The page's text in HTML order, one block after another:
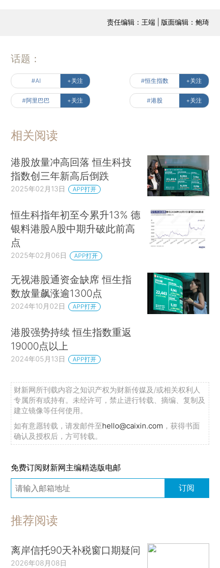
责任编辑：王端 | 版面编辑：鲍琦
话题：
#AI +关注 #恒生指数 +关注
#阿里巴巴 +关注 #港股 +关注
相关阅读
港股放量冲高回落 恒生科技
指数创三年新高后倒跌
2025年02月13日 APP打开
恒生科指年初至今累升13% 德
银料港股A股中期升破此前高
点
2025年02月06日 APP打开
无视港股通资金缺席 恒生指
数放量飙涨逾1300点
2024年10月02日 APP打开
港股强势持续 恒生指数重返
19000点以上
2024年05月13日 APP打开
财新网所刊载内容之知识产权为财新传媒及/或相关权利人
专属所有或持有。未经许可，禁止进行转载、摘编、复制及
建立镜像等任何使用。
如有意愿转载，请发邮件至hello@caixin.com ，获得书面
确认及授权后，方可转载。
免费订阅财新网主编精选版电邮
订阅
推荐阅读
离岸信托90天补税窗口期疑问
2026年08月08日